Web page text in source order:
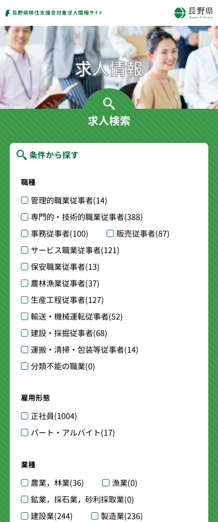
求人検索
条件から探す
職種
管理的職業従事者(14)
専門的・技術的職業従事者(388)
事務従事者(100) 販売従事者(87)
サービス職業従事者(121)
保安職業従事者(13)
農林漁業従事者(37)
生産工程従事者(127)
輸送・機械運転従事者(52)
建設・採掘従事者(68)
運搬・清掃・包装等従事者(14)
分類不能の職業(0)
雇用形態
正社員(1004)
パート・アルバイト(17)
業種
農業，林業(36) 漁業(0)
鉱業，採石業，砂利採取業(0)
建設業(244) 製造業(236)